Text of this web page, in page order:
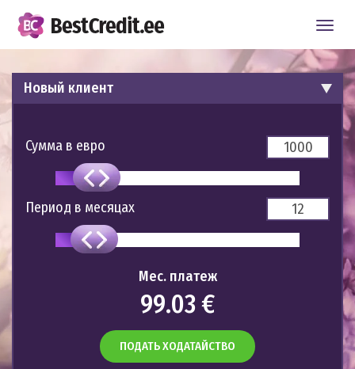
Toggle
Новый клиент
Сумма в евро
Период в месяцах
Мес. платеж
99.03€
ПОДАТЬ ХОДАТАЙСТВО